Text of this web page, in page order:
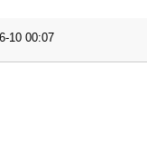
10 00:07